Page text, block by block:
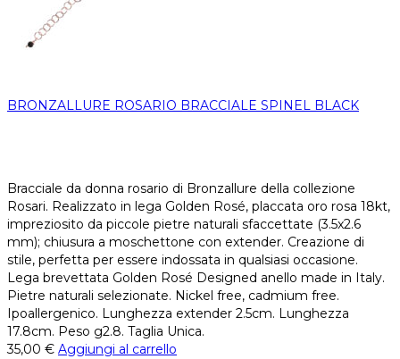
BRONZALLURE ROSARIO BRACCIALE SPINEL BLACK
Bracciale da donna rosario di Bronzallure della collezione
Rosari. Realizzato in lega Golden Rosé, placcata oro rosa 18kt,
impreziosito da piccole pietre naturali sfaccettate (3.5x2.6
mm); chiusura a moschettone con extender. Creazione di
stile, perfetta per essere indossata in qualsiasi occasione.
Lega brevettata Golden Rosé Designed anello made in Italy.
Pietre naturali selezionate. Nickel free, cadmium free.
Ipoallergenico. Lunghezza extender 2.5cm. Lunghezza
17.8cm. Peso g2.8. Taglia Unica.
35,00 € Aggiungi al carrello